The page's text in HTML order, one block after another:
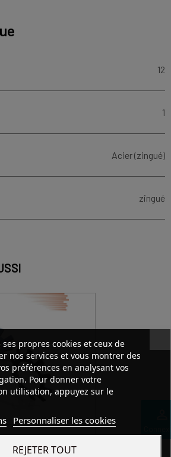
12
1
Acier (zingué)
zingué
MB 04
propres cookies et ceux de
nos services et vous montrer des
préférences en analysant vos
Pour donner votre
utilisation, appuyez sur le
Personnaliser les cookies
REJETER TOUT